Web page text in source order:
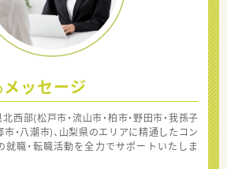
メッセージ
西部(松戸市・流山市・柏市・野田市・我孫子
・八潮市)、山梨県のエリアに精通したコン
職・転職活動を全力でサポートいたしま